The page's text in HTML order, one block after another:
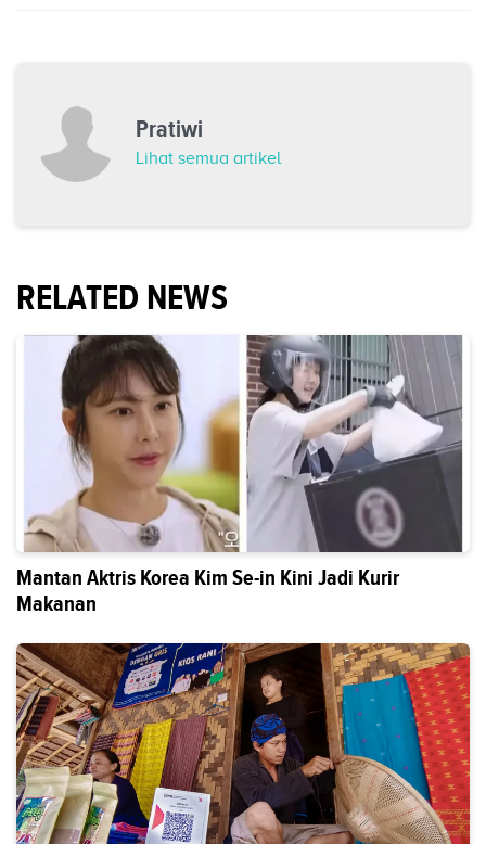
Pratiwi
Lihat semua artikel
RELATED NEWS
Mantan Aktris Korea Kim Se-in Kini Jadi Kurir
Makanan